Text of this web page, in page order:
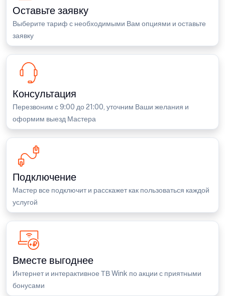
Оставьте заявку
Выберите тариф с необходимыми Вам опциями и оставьте
заявку
Консультация
Перезвоним с 9:00 до 21:00, уточним Ваши желания и
оформим выезд Мастера
Подключение
Мастер все подключит и расскажет как пользоваться каждой
услугой
Вместе выгоднее
Интернет и интерактивное ТВ Wink по акции с приятными
бонусами